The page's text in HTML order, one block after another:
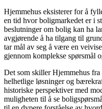
Hjemmehus eksisterer for å
en tid hvor boligmarkedet er i
beslutninger om bolig kan ha
avgjørende å ha tilgang til
tar mål av seg å være en
gjennom komplekse spørsmål
Det som skiller Hjemmehus fra
helhetlige løsninger og
historiske perspektiver med
muligheten til å se